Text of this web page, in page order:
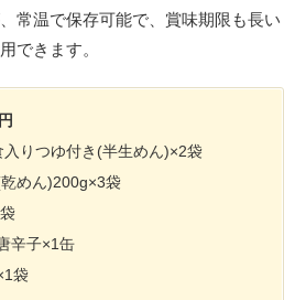
常温で保存可能で、賞味期限も長い
できます。
りつゆ付き(半生めん)×2袋
めん)200g×3袋
辛子×1缶
袋